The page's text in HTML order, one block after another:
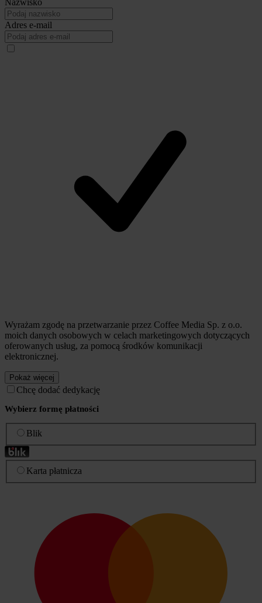
Adres e-mail
Wyrażam zgodę na przetwarzanie przez Coffee Media Sp. z o.o.
moich danych osobowych w celach marketingowych dotyczących
oferowanych usług, za pomocą środków komunikacji
elektronicznej.
Pokaż więcej
Chcę dodać dedykację
Wybierz formę płatności
Blik
Karta płatnicza